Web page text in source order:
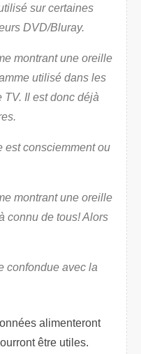
sur certaines
DVD/Bluray.
montrant une oreille
utilisé dans les
TV. Il est donc déjà
est consciemment ou
montrant une oreille
connu de tous! Alors
confondue avec la
alimenteront
être utiles.